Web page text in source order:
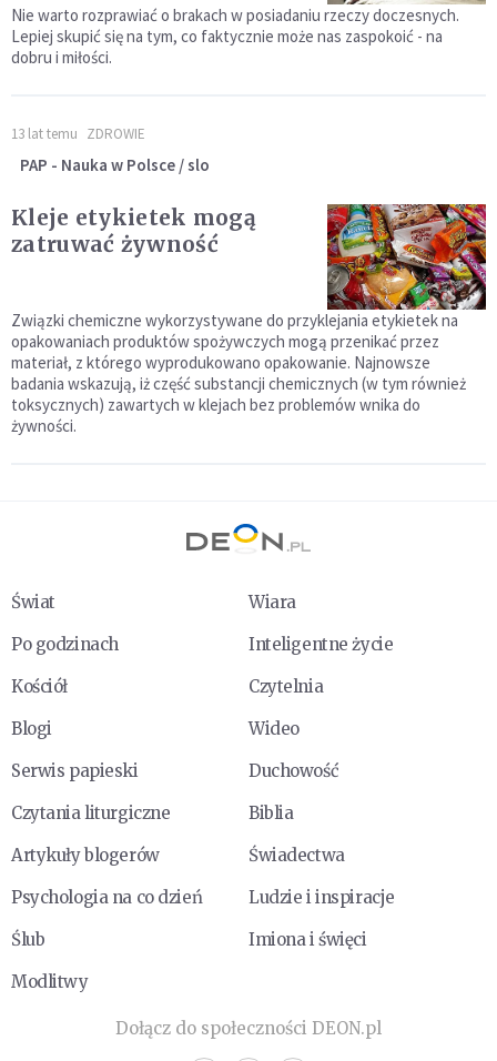
Nie warto rozprawiać o brakach w posiadaniu rzeczy doczesnych.
Lepiej skupić się na tym, co faktycznie może nas zaspokoić - na
dobru i miłości.
13 lat temu ZDROWIE
PAP - Nauka w Polsce / slo
Kleje etykietek mogą
zatruwać żywność
Związki chemiczne wykorzystywane do przyklejania etykietek na
opakowaniach produktów spożywczych mogą przenikać przez
materiał, z którego wyprodukowano opakowanie. Najnowsze
badania wskazują, iż część substancji chemicznych (w tym również
toksycznych) zawartych w klejach bez problemów wnika do
żywności.
Świat
Wiara
Po godzinach
Inteligentne życie
Kościół
Czytelnia
Blogi
Wideo
Serwis papieski
Duchowość
Czytania liturgiczne
Biblia
Artykuły blogerów
Świadectwa
Psychologia na co dzień
Ludzie i inspiracje
Ślub
Imiona i święci
Modlitwy
Dołącz do społeczności DEON.pl